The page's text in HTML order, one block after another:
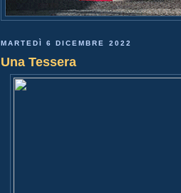
MARTEDÌ 6 DICEMBRE 2022
Una Tessera